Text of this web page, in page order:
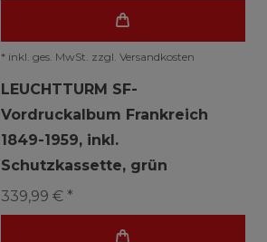
* inkl. ges. MwSt. zzgl. Versandkosten
LEUCHTTURM SF-
Vordruckalbum Frankreich
1849-1959, inkl.
Schutzkassette, grün
339,99 € *